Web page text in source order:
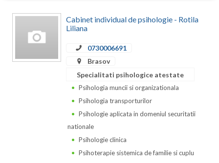
Calarasi
Caras-Severin
Cabinet individual de psihologie - Rotila
Liliana
0730006691
Brasov
Specialitati psihologice atestate
Psihologia muncii si organizationala
Psihologia transporturilor
Psihologie aplicata in domeniul securitatii
nationale
Psihologie clinica
Psihoterapie sistemica de familie si cuplu